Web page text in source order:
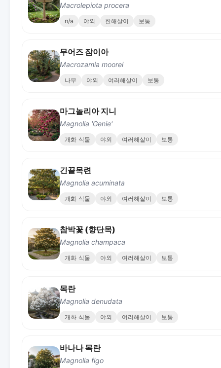
Macrolepiota procera
n/a 야외 한해살이 보통
무어즈 잠이아
Macrozamia moorei
나무 야외 여러해살이 보통
마그놀리아 지니
Magnolia 'Genie'
개화 식물 야외 여러해살이 보통
긴끝목련
Magnolia acuminata
개화 식물 야외 여러해살이 보통
참박꽃 (향단목)
Magnolia champaca
개화 식물 야외 여러해살이 보통
목란
Magnolia denudata
개화 식물 야외 여러해살이 보통
바나나 목란
Magnolia figo